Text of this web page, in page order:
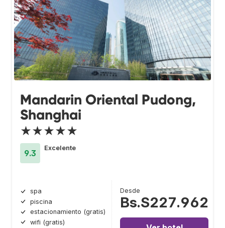
Mandarin Oriental Pudong,
Shanghai
★★★★★
9.3
Excelente
spa
piscina
estacionamiento (gratis)
wifi (gratis)
Desde
Bs.S227.962